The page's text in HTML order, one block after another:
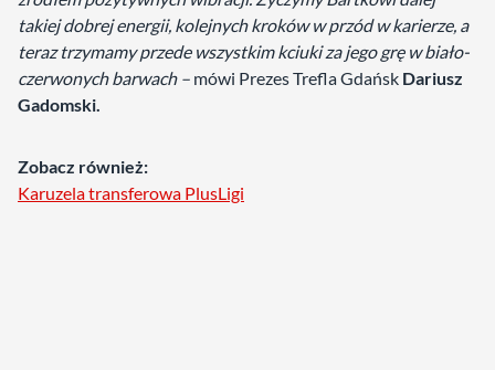
takiej dobrej energii, kolejnych kroków w przód w karierze, a
teraz trzymamy przede wszystkim kciuki za jego grę w biało-
czerwonych barwach – mówi Prezes Trefla Gdańsk Dariusz
Gadomski.
Zobacz również:
Karuzela transferowa PlusLigi